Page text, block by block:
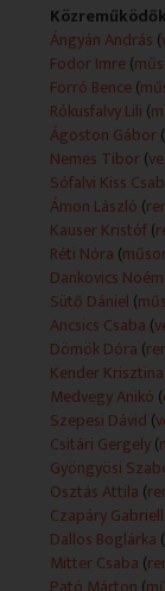
Ángyán András (
Fodor Imre(
Forró Bence(
Rókusfalvy Lili (
Ágoston Gábor(
Nemes Tibor(
Sófalvi Kiss
Ámon László (
Kauser Kristóf(
Réti Nóra (
Dankovics Noémi
Sütő Dániel (
Ancsics Csaba (
Dömök Dóra (
Kender Krisztina
Medvegy Anikó (
Szepesi Dávid (
Csitári Gergely(
Gyöngyösi
Osztás Attila (
Czapáry
Dallos Boglárka (
Mitter Csaba (